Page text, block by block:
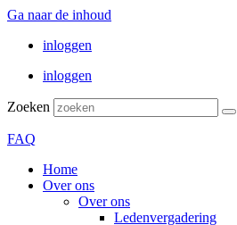
Ga naar de inhoud
inloggen
inloggen
Zoeken
FAQ
Home
Over ons
Over ons
Ledenvergadering